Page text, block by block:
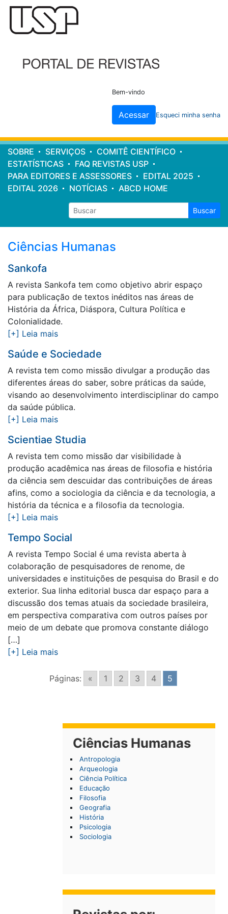
Cabeçalho
site
Bem-vindo
Acessar Esqueci minha senha
Menu
principal
SOBRE SERVIÇOS
COMITÊ CIENTÍFICO
ESTATÍSTICAS
FAQ REVISTAS USP
PARA EDITORES E ASSESSORES
EDITAL 2025
EDITAL 2026
NOTÍCIAS ABCD HOME
Buscar
Ciências Humanas
Sankofa
A revista Sankofa tem como objetivo abrir espaço
para publicação de textos inéditos nas áreas de
História da África, Diáspora, Cultura Política e
Colonialidade.
[+] Leia mais
Saúde e Sociedade
A revista tem como missão divulgar a produção das
diferentes áreas do saber, sobre práticas da saúde,
visando ao desenvolvimento interdisciplinar do campo
da saúde pública.
[+] Leia mais
Scientiae Studia
A revista tem como missão dar visibilidade à
produção acadêmica nas áreas de filosofia e história
da ciência sem descuidar das contribuições de áreas
afins, como a sociologia da ciência e da tecnologia, a
história da técnica e a filosofia da tecnologia.
[+] Leia mais
Tempo Social
A revista Tempo Social é uma revista aberta à
colaboração de pesquisadores de renome, de
universidades e instituições de pesquisa do Brasil e do
exterior. Sua linha editorial busca dar espaço para a
discussão dos temas atuais da sociedade brasileira,
em perspectiva comparativa com outros países por
meio de um debate que promova constante diálogo
[…]
[+] Leia mais
Páginas: « 1 2 3 4 5
Ciências Humanas
Antropologia
Arqueologia
Ciência Política
Educação
Filosofia
Geografia
História
Psicologia
Sociologia